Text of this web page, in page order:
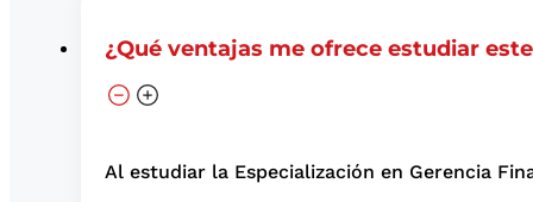
¿Qué ventajas me ofrece estudiar
Al estudiar la Especialización en Gerencia